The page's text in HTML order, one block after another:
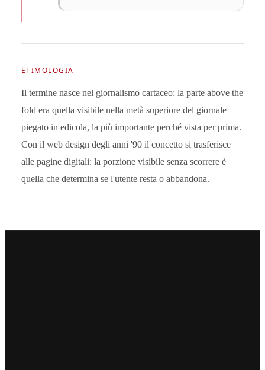
ETIMOLOGIA
Il termine nasce nel giornalismo cartaceo: la parte above the
fold era quella visibile nella metà superiore del giornale
piegato in edicola, la più importante perché vista per prima.
Con il web design degli anni '90 il concetto si trasferisce
alle pagine digitali: la porzione visibile senza scorrere è
quella che determina se l'utente resta o abbandona.